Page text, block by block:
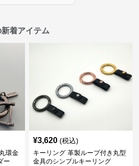
着アイテム
環金
ー
¥3,620 (税込)
キーリング 革製ループ付き丸型
金具のシンプルキーリング